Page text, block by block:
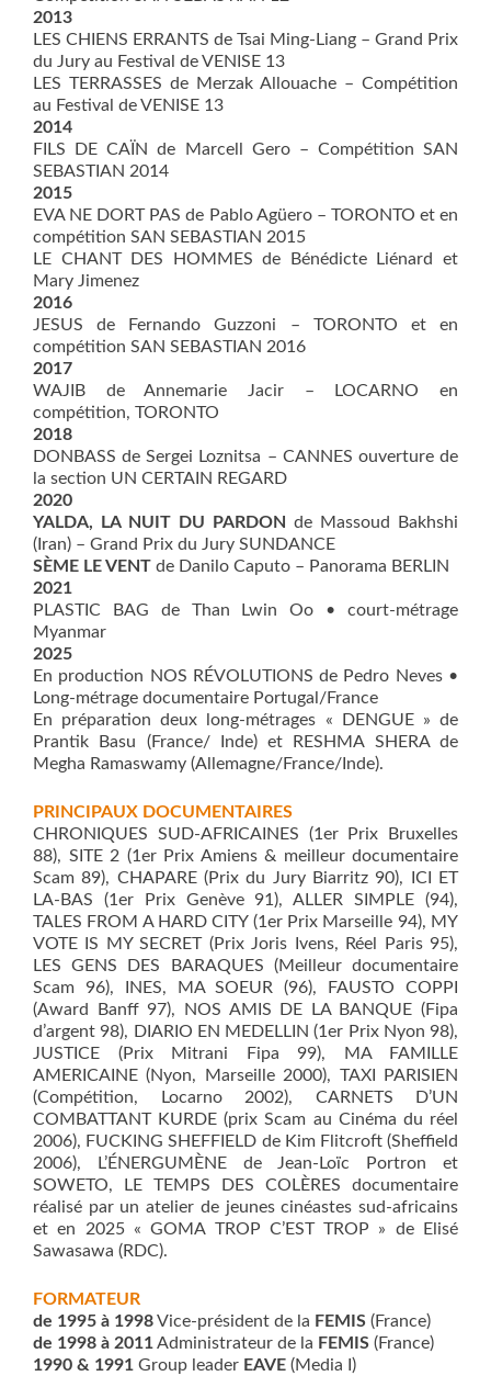
2013
LES CHIENS ERRANTS de Tsai Ming-Liang – Grand Prix
du Jury au Festival de VENISE 13
LES TERRASSES de Merzak Allouache – Compétition
au Festival de VENISE 13
2014
FILS DE CAÏN de Marcell Gero – Compétition SAN
SEBASTIAN 2014
2015
EVA NE DORT PAS de Pablo Agüero – TORONTO et en
compétition SAN SEBASTIAN 2015
LE CHANT DES HOMMES de Bénédicte Liénard et
Mary Jimenez
2016
JESUS de Fernando Guzzoni – TORONTO et en
compétition SAN SEBASTIAN 2016
2017
WAJIB de Annemarie Jacir – LOCARNO en
compétition, TORONTO
2018
DONBASS de Sergei Loznitsa – CANNES ouverture de
la section UN CERTAIN REGARD
2020
YALDA, LA NUIT DU PARDON de Massoud Bakhshi
(Iran) – Grand Prix du Jury SUNDANCE
SÈME LE VENT de Danilo Caputo – Panorama BERLIN
2021
PLASTIC BAG de Than Lwin Oo • court-métrage
Myanmar
2025
En production NOS RÉVOLUTIONS de Pedro Neves •
Long-métrage documentaire Portugal/France
En préparation deux long-métrages « DENGUE » de
Prantik Basu (France/ Inde) et RESHMA SHERA de
Megha Ramaswamy (Allemagne/France/Inde).
PRINCIPAUX DOCUMENTAIRES
CHRONIQUES SUD-AFRICAINES (1er Prix Bruxelles
88), SITE 2 (1er Prix Amiens & meilleur documentaire
Scam 89), CHAPARE (Prix du Jury Biarritz 90), ICI ET
LA-BAS (1er Prix Genève 91), ALLER SIMPLE (94),
TALES FROM A HARD CITY (1er Prix Marseille 94), MY
VOTE IS MY SECRET (Prix Joris Ivens, Réel Paris 95),
LES GENS DES BARAQUES (Meilleur documentaire
Scam 96), INES, MA SOEUR (96), FAUSTO COPPI
(Award Banff 97), NOS AMIS DE LA BANQUE (Fipa
d’argent 98), DIARIO EN MEDELLIN (1er Prix Nyon 98),
JUSTICE (Prix Mitrani Fipa 99), MA FAMILLE
AMERICAINE (Nyon, Marseille 2000), TAXI PARISIEN
(Compétition, Locarno 2002), CARNETS D’UN
COMBATTANT KURDE (prix Scam au Cinéma du réel
2006), FUCKING SHEFFIELD de Kim Flitcroft (Sheffield
2006), L’ÉNERGUMÈNE de Jean-Loïc Portron et
SOWETO, LE TEMPS DES COLÈRES documentaire
réalisé par un atelier de jeunes cinéastes sud-africains
et en 2025 « GOMA TROP C’EST TROP » de Elisé
Sawasawa (RDC).
FORMATEUR
de 1995 à 1998Vice-président de la FEMIS (France)
de 1998 à 2011 Administrateur de la FEMIS (France)
1990 & 1991 Group leader EAVE (Media I)